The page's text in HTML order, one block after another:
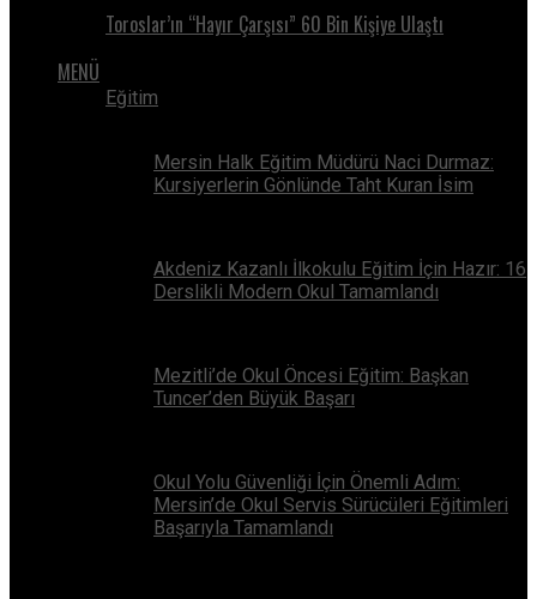
Toroslar’ın “Hayır Çarşısı” 60 Bin Kişiye Ulaştı
MENÜ
Eğitim
Mersin Halk Eğitim Müdürü Naci Durmaz:
Kursiyerlerin Gönlünde Taht Kuran İsim
Akdeniz Kazanlı İlkokulu Eğitim İçin Hazır: 16
Derslikli Modern Okul Tamamlandı
Mezitli’de Okul Öncesi Eğitim: Başkan
Tuncer’den Büyük Başarı
Okul Yolu Güvenliği İçin Önemli Adım:
Mersin’de Okul Servis Sürücüleri Eğitimleri
Başarıyla Tamamlandı